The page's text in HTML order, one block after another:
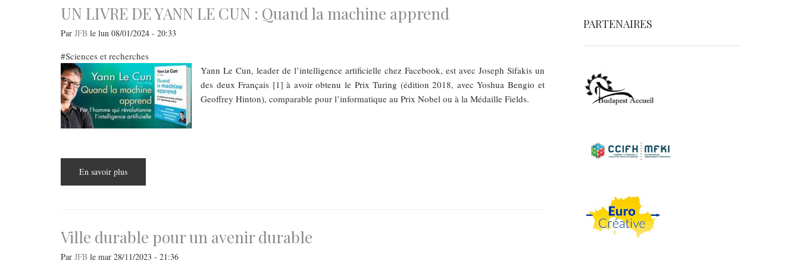
une
conférence
multilingue
pour
sensibiliser
agir
face
aux
enjeux
écologiques
UN LIVRE DE YANN LE CUN : Quand la machine apprend
Par JFB le lun 08/01/2024 - 20:33
Sciences et recherches
Yann Le Cun, leader de l’intelligence artificielle chez Facebook, est avec Joseph Sifakis un
des deux Français [1] à avoir obtenu le Prix Turing (édition 2018, avec Yoshua Bengio et
Geoffrey Hinton), comparable pour l’informatique au Prix Nobel ou à la Médaille Fields.
En savoir plus
LIVRE
:
Quand
la
machine
apprend
Ville durable pour un avenir durable
Par JFB le mar 28/11/2023 - 21:36
PARTENAIRES